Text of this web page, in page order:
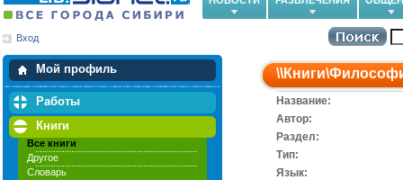
Вход
Мой профиль
Мои закладки
Работы
Книги
Все книги
Другое
Словарь
\\Книги\
Название:
Автор:
Раздел:
Тип:
Язык: